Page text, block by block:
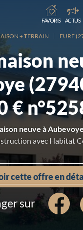
Chargement...
FAVORIS
ACTUS
+ TERRAIN EURE
€
neuve à
avec Habitat
cette offre en
sur